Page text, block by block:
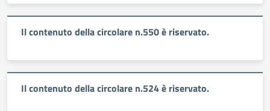
Il contenuto della circolare n.550 è riservato.
Il contenuto della circolare n.524 è riservato.